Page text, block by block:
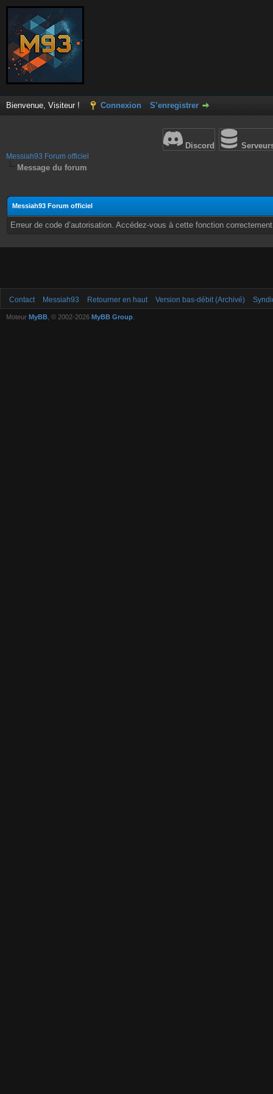
Bienvenue, Visiteur ! Connexion S’enregistrer
Discord
Messiah93 Forum officiel
Message du forum
Messiah93 Forum officiel
Erreur de code d’autorisation. Accédez-vous à cette fonction
Contact Messiah93 Retourner en haut Version bas-débit (Archivé)
Moteur MyBB , © 2002-2026 MyBB Group